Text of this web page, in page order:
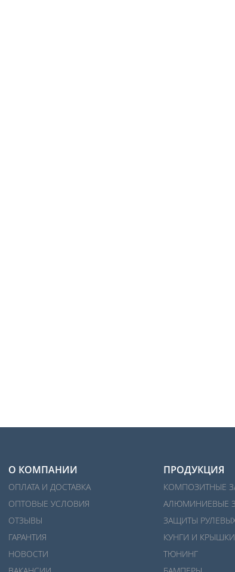
О КОМПАНИИ
ОПЛАТА И ДОСТАВКА
ОПТОВЫЕ УСЛОВИЯ
ОТЗЫВЫ
ГАРАНТИЯ
НОВОСТИ
ПРОДУКЦИЯ
КОМПОЗИТНЫЕ
АЛЮМИНИЕВЫЕ
ЗАЩИТЫ
КУНГИ И КРЫШКИ
ТЮНИНГ